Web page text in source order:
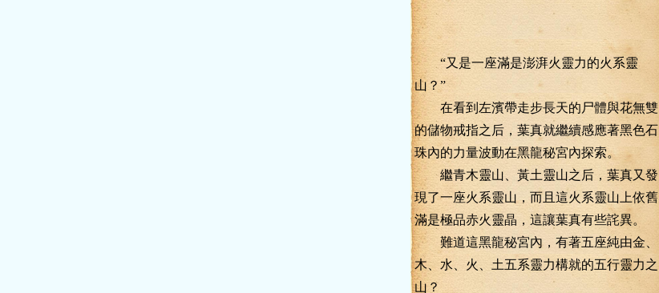
“又是一座滿是澎湃火靈力的火系靈
山？”
在看到左濱帶走步長天的尸體與花無雙
的儲物戒指之后，葉真就繼續感應著黑色石
珠內的力量波動在黑龍秘宮內探索。
繼青木靈山、黃土靈山之后，葉真又發
現了一座火系靈山，而且這火系靈山上依舊
滿是極品赤火靈晶，這讓葉真有些詫異。
難道這黑龍秘宮內，有著五座純由金、
木、水、火、土五系靈力構就的五行靈力之
山？